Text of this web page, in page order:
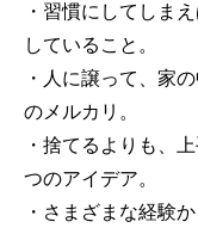
・習慣にしてしま
していること。
・人に譲って、家
のメルカリ。
・捨てるよりも、
つのアイデア。
・さまざまな経験